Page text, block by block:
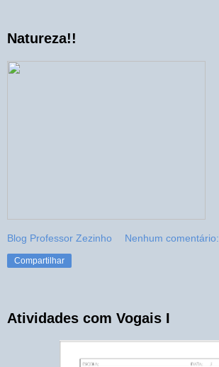
Natureza!!
Blog Professor Zezinho Nenhum comentário:
Compartilhar
Atividades com Vogais I